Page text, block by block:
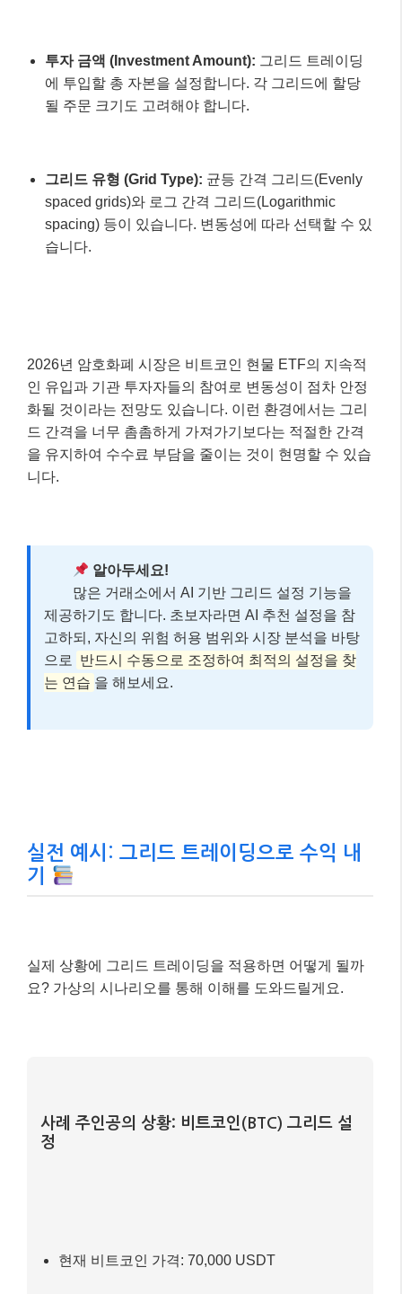
투자 금액 (Investment Amount): 그리드 트레이딩
에 투입할 총 자본을 설정합니다. 각 그리드에 할당
될 주문 크기도 고려해야 합니다.
그리드 유형 (Grid Type): 균등 간격 그리드(Evenly
spaced grids)와 로그 간격 그리드(Logarithmic
spacing) 등이 있습니다. 변동성에 따라 선택할 수 있
습니다.
2026년 암호화폐 시장은 비트코인 현물 ETF의 지속적
인 유입과 기관 투자자들의 참여로 변동성이 점차 안정
화될 것이라는 전망도 있습니다. 이런 환경에서는 그리
드 간격을 너무 촘촘하게 가져가기보다는 적절한 간격
을 유지하여 수수료 부담을 줄이는 것이 현명할 수 있습
니다.
알아두세요!
많은 거래소에서 AI 기반 그리드 설정 기능을
제공하기도 합니다. 초보자라면 AI 추천 설정을 참
고하되, 자신의 위험 허용 범위와 시장 분석을 바탕
으로
반드시 수동으로 조정하여 최적의 설정을 찾
는 연습 을 해보세요.
실전 예시: 그리드 트레이딩으로 수익 내
기
실제 상황에 그리드 트레이딩을 적용하면 어떻게 될까
요? 가상의 시나리오를 통해 이해를 도와드릴게요.
사례 주인공의 상황: 비트코인(BTC) 그리드 설
정
현재 비트코인 가격: 70,000 USDT